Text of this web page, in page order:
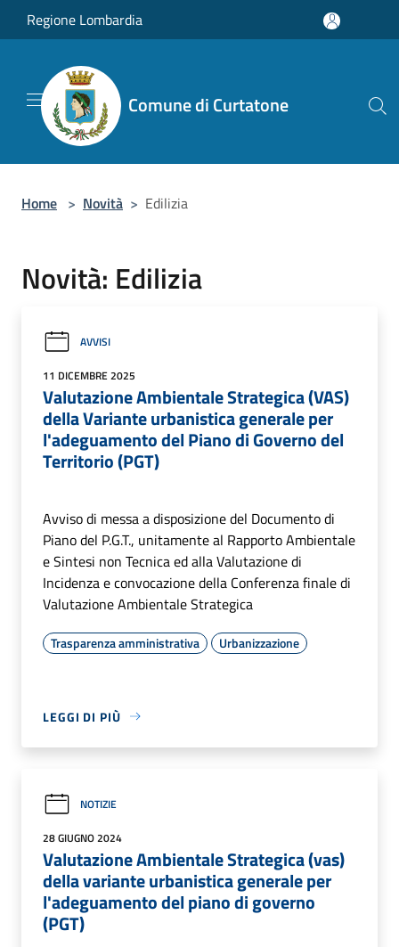
Salta al contenuto principale
Regione Lombardia
Comune di Curtatone
Home > Novità > Edilizia
Novità: Edilizia
AVVISI
11 DICEMBRE 2025
Valutazione Ambientale Strategica (VAS)
della Variante urbanistica generale per
l'adeguamento del Piano di Governo del
Territorio (PGT)
Avviso di messa a disposizione del Documento di
Piano del P.G.T., unitamente al Rapporto Ambientale
e Sintesi non Tecnica ed alla Valutazione di
Incidenza e convocazione della Conferenza finale di
Valutazione Ambientale Strategica
Trasparenza amministrativa Urbanizzazione
LEGGI DI PIÙ
NOTIZIE
28 GIUGNO 2024
Valutazione Ambientale Strategica (vas)
della variante urbanistica generale per
l'adeguamento del piano di governo
(PGT)